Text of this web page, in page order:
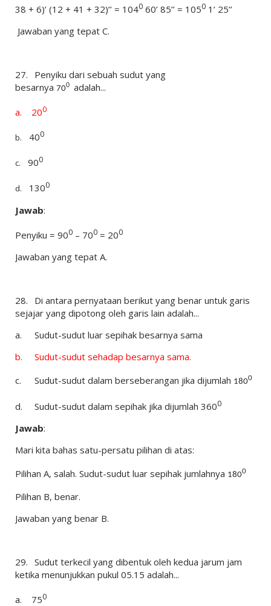
38 + 6)’ (12 + 41 + 32)’’ = 104060’ 85’’ = 10501’ 25’’
Jawaban yang tepat C.
Penyiku dari sebuah sudut yang
besarnya 700 adalah...
a. 200
b. 400
c. 900
d. 1300
Jawab:
Penyiku = 900– 700= 200
Jawaban yang tepat A.
28.
Di antara pernyataan berikut yang benar untuk garis
sejajar yang dipotong oleh garis lain adalah...
a.
Sudut-sudut luar sepihak besarnya sama
b.
Sudut-sudut sehadap besarnya sama.
c.
Sudut-sudut dalam berseberangan jika dijumlah 1800
d. Sudut-sudut dalam sepihak jika dijumlah 3600
Jawab:
Mari kita bahas satu-persatu pilihan di atas:
Pilihan A, salah. Sudut-sudut luar sepihak jumlahnya 1800
Pilihan B, benar.
Jawaban yang benar B.
29. Sudut terkecil yang dibentuk oleh kedua jarum jam
ketika menunjukkan pukul 05.15 adalah...
a. 750